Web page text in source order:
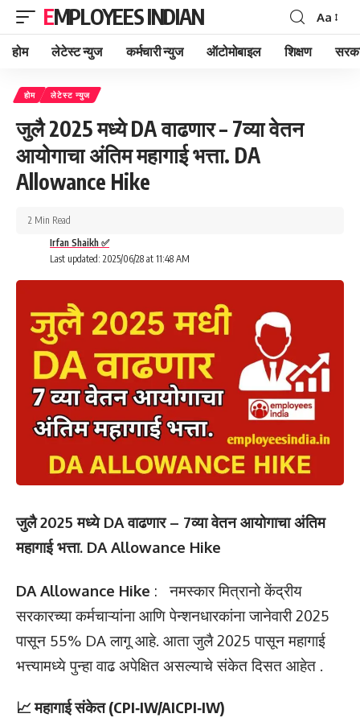
EMPLOYEES INDIAN
Font
Resizer
Aa
होम लेटेस्ट न्युज कर्मचारी न्युज ऑटोमोबाइल शिक्षण
होम लेटेस्ट न्युज
जुलै 2025 मध्ये DA वाढणार – 7व्या वेतन
आयोगाचा अंतिम महागाई भत्ता. DA
Allowance Hike
Last updated: 2025/06/28 at 11:48 AM
Irfan Shaikh ✅
2 Min Read
जुलै 2025 मध्ये DA वाढणार – 7व्या वेतन आयोगाचा अंतिम
महागाई भत्ता. DA Allowance Hike
DA Allowance Hike : नमस्कार मित्रानो केंद्रीय
सरकारच्या कर्मचाऱ्यांना आणि पेन्शनधारकांना जानेवारी 2025
पासून 55% DA लागू आहे. आता जुलै 2025 पासून महागाई
भत्त्यामध्ये पुन्हा वाढ अपेक्षित असल्याचे संकेत दिसत आहेत .
📈महागाई संकेत (CPI‑IW/AICPI‑IW)